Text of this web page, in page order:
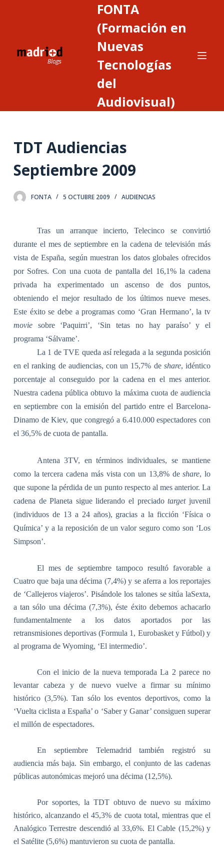
n
e
FONTA
(Formación en
Nuevas
Tecnologías
del
Audiovisual)
TDT Audiencias
Septiembre 2009
FONTA 5 OCTUBRE 2009 AUDIENCIAS
Tras un arranque incierto, Telecinco se convirtió
durante el mes de septiembre en la cadena de televisión más
vista de España, según muestran los datos globales ofrecidos
por Sofres. Con una cuota de pantalla del 16,1% la cadena
privada ha experimentado un ascenso de dos puntos,
obteniendo el mejor resultado de los últimos nueve meses.
Este éxito se debe a programas como ‘Gran Hermano’, la tv
moviesobre ‘Paquirri’, ‘Sin tetas no hay paraíso’ y el
programa ‘Sálvame’.
La 1 de TVE queda así relegada a la segunda posición
en el ranking de audiencias, con un 15,7% de share, idéntico
porcentaje al conseguido por la cadena en el mes anterior.
Nuestra cadena pública obtuvo la máxima cuota de audiencia
en septiembre con la emisión del partido entre el Barcelona-
Dinamo de Kiev, que congregó a 6.410.000 espectadores con
el 36,5% de cuota de pantalla.
Antena 3TV, en términos individuales, se mantiene
como la tercera cadena más vista con un 13,8% deshare, lo
que supone la pérdida de un punto respecto al mes anterior. La
cadena de Planeta sigue liderando el preciadotargetjuvenil
(individuos de 13 a 24 años), gracias a la ficción ‘Física o
Química’ y a la reposición de un valor seguro como son ‘Los
Simpson’.
El mes de septiembre tampoco resultó favorable a
Cuatro que baja una décima (7,4%) y se aferra a los reportajes
de ‘Callejeros viajeros’. Pisándole los talones se sitúa laSexta,
a tan sólo una décima (7,3%), éste éxito debemos achacarlo
fundamentalmente a los datos aportados por las
retransmisiones deportivas (Formula 1, Eurobasket y Fútbol) y
al programa de Wyoming, ‘El intermedio’.
Con el inicio de la nueva temporada La 2 parece no
levantar cabeza y de nuevo vuelve a firmar su mínimo
histórico (3,5%). Tan sólo los eventos deportivos, como la
‘Vuelta ciclista a España’ o ‘Saber y Ganar’ consiguen superar
el millón de espectadores.
En septiembre Telemadrid también registró su
audiencia más baja. Sin embargo, el conjunto de las cadenas
públicas autonómicas mejoró una décima (12,5%).
Por soportes, la TDTobtuvo de nuevo su máximo
histórico, alcanzando el 45,3% de cuota total, mientras que el
Analógico Terrestre descendió al 33,6%. El Cable (15,2%) y
el Satélite (5,6%) mantuvieron su cuota de pantalla.